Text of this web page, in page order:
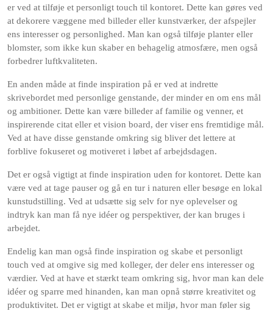
er ved at tilføje et personligt touch til kontoret. Dette kan gøres ved
at dekorere væggene med billeder eller kunstværker, der afspejler
ens interesser og personlighed. Man kan også tilføje planter eller
blomster, som ikke kun skaber en behagelig atmosfære, men også
forbedrer luftkvaliteten.
En anden måde at finde inspiration på er ved at indrette
skrivebordet med personlige genstande, der minder en om ens mål
og ambitioner. Dette kan være billeder af familie og venner, et
inspirerende citat eller et vision board, der viser ens fremtidige mål.
Ved at have disse genstande omkring sig bliver det lettere at
forblive fokuseret og motiveret i løbet af arbejdsdagen.
Det er også vigtigt at finde inspiration uden for kontoret. Dette kan
være ved at tage pauser og gå en tur i naturen eller besøge en lokal
kunstudstilling. Ved at udsætte sig selv for nye oplevelser og
indtryk kan man få nye idéer og perspektiver, der kan bruges i
arbejdet.
Endelig kan man også finde inspiration og skabe et personligt
touch ved at omgive sig med kolleger, der deler ens interesser og
værdier. Ved at have et stærkt team omkring sig, hvor man kan dele
idéer og sparre med hinanden, kan man opnå større kreativitet og
produktivitet. Det er vigtigt at skabe et miljø, hvor man føler sig